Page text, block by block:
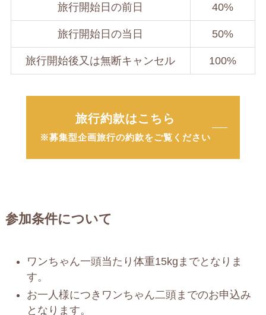
旅行開始日の前日 40%
旅行開始日の当日 50%
旅行開始後又は無断キャンセル 100%
旅行約款はこちら
※募集型企画旅行の約款をご覧ください
参加条件について
ワンちゃん一頭当たり体重15kgまでとなりま
す。
お一人様につきワンちゃん二頭までのお申込み
となります。